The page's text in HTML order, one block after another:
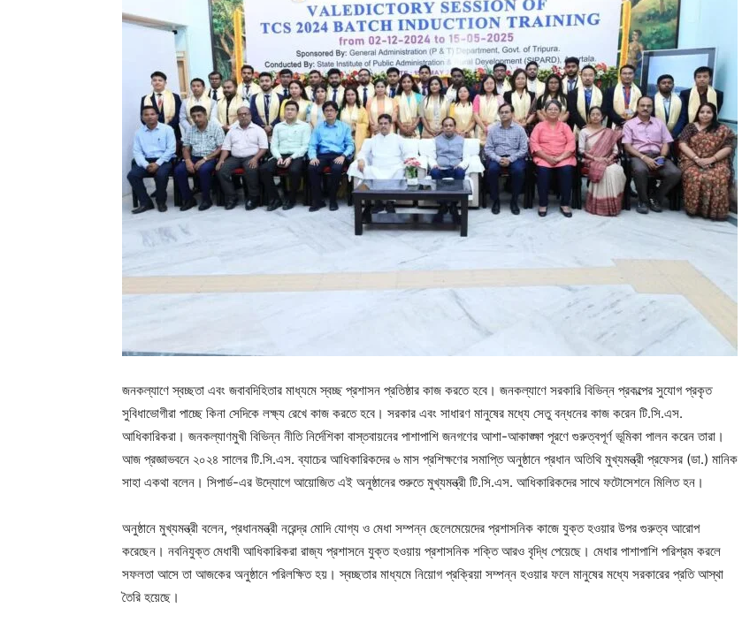
জনকল্যাণে স্বচ্ছতা এবং জবাবদিহিতার মাধ্যমে স্বচ্ছ প্রশাসন প্রতিষ্ঠার কাজ করতে হবে। জনকল্যাণে সরকারি বিভিন্ন প্রকল্পের সুযোগ প্রকৃত
সুবিধাভোগীরা পাচ্ছে কিনা সেদিকে লক্ষ্য রেখে কাজ করতে হবে। সরকার এবং সাধারণ মানুষের মধ্যে সেতু বন্ধনের কাজ করেন টি.সি.এস.
আধিকারিকরা। জনকল্যাণমুখী বিভিন্ন নীতি নির্দেশিকা বাস্তবায়নের পাশাপাশি জনগণের আশা-আকাঙ্ক্ষা পূরণে গুরুত্বপূর্ণ ভূমিকা পালন করেন তারা।
আজ প্রজ্ঞাভবনে ২০২৪ সালের টি.সি.এস. ব্যাচের আধিকারিকদের ৬ মাস প্রশিক্ষণের সমাপ্তি অনুষ্ঠানে প্রধান অতিথি মুখ্যমন্ত্রী প্রফেসর (ডা.) মানিক
সাহা একথা বলেন। সিপার্ড-এর উদ্যোগে আয়োজিত এই অনুষ্ঠানের শুরুতে মুখ্যমন্ত্রী টি.সি.এস. আধিকারিকদের সাথে ফটোসেশনে মিলিত হন।
অনুষ্ঠানে মুখ্যমন্ত্রী বলেন, প্রধানমন্ত্রী নরেন্দ্র মোদি যোগ্য ও মেধা সম্পন্ন ছেলেমেয়েদের প্রশাসনিক কাজে যুক্ত হওয়ার উপর গুরুত্ব আরোপ
করেছেন। নবনিযুক্ত মেধাবী আধিকারিকরা রাজ্য প্রশাসনে যুক্ত হওয়ায় প্রশাসনিক শক্তি আরও বৃদ্ধি পেয়েছে। মেধার পাশাপাশি পরিশ্রম করলে
সফলতা আসে তা আজকের অনুষ্ঠানে পরিলক্ষিত হয়। স্বচ্ছতার মাধ্যমে নিয়োগ প্রক্রিয়া সম্পন্ন হওয়ার ফলে মানুষের মধ্যে সরকারের প্রতি আস্থা
তৈরি হয়েছে।